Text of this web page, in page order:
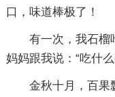
口，味道棒极了！
有一次，我石榴
妈妈跟我说：“吃什
金秋十月，百果